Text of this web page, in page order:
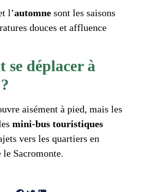
l’automnesont les saisons
douces et affluence
se déplacer à
aisément à pied, mais les
mini-bus touristiques
vers les quartiers en
le Sacromonte.